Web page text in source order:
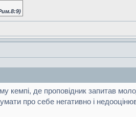
кемпі, де проповідник запитав
про себе негативно і